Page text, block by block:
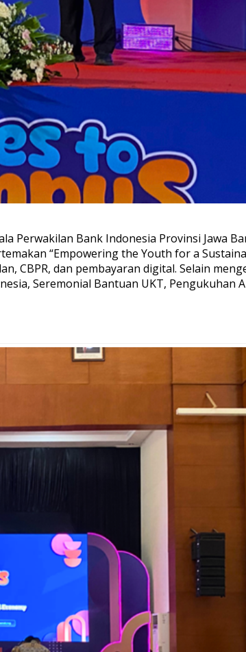
Perwakilan Bank Indonesia Provinsi Jawa
“Empowering the Youth for a
CBPR, dan pembayaran digital. Selain
Seremonial Bantuan UKT, Pengukuhan